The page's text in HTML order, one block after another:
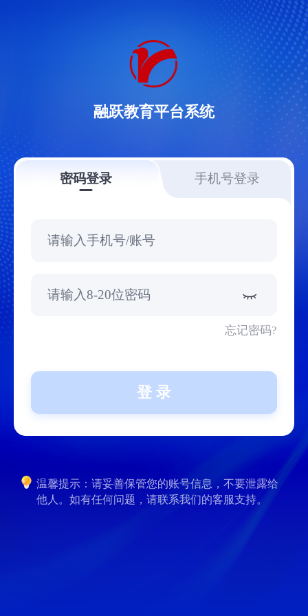
融跃教育平台系统
密码登录 手机号登录
请输入手机号/账号
请输入8-20位密码
忘记密码?
登 录
温馨提示：请妥善保管您的账号信息，不要泄露给
他人。如有任何问题，请联系我们的客服支持。